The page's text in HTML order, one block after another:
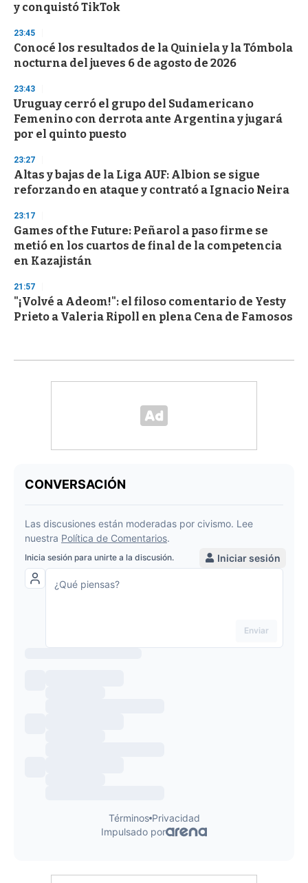
y conquistó TikTok
23:45
Conocé los resultados de la Quiniela y la Tómbola
nocturna del jueves 6 de agosto de 2026
23:43
Uruguay cerró el grupo del Sudamericano
Femenino con derrota ante Argentina y jugará
por el quinto puesto
23:27
Altas y bajas de la Liga AUF: Albion se sigue
reforzando en ataque y contrató a Ignacio Neira
23:17
Games of the Future: Peñarol a paso firme se
metió en los cuartos de final de la competencia
en Kazajistán
21:57
"¡Volvé a Adeom!": el filoso comentario de Yesty
Prieto a Valeria Ripoll en plena Cena de Famosos